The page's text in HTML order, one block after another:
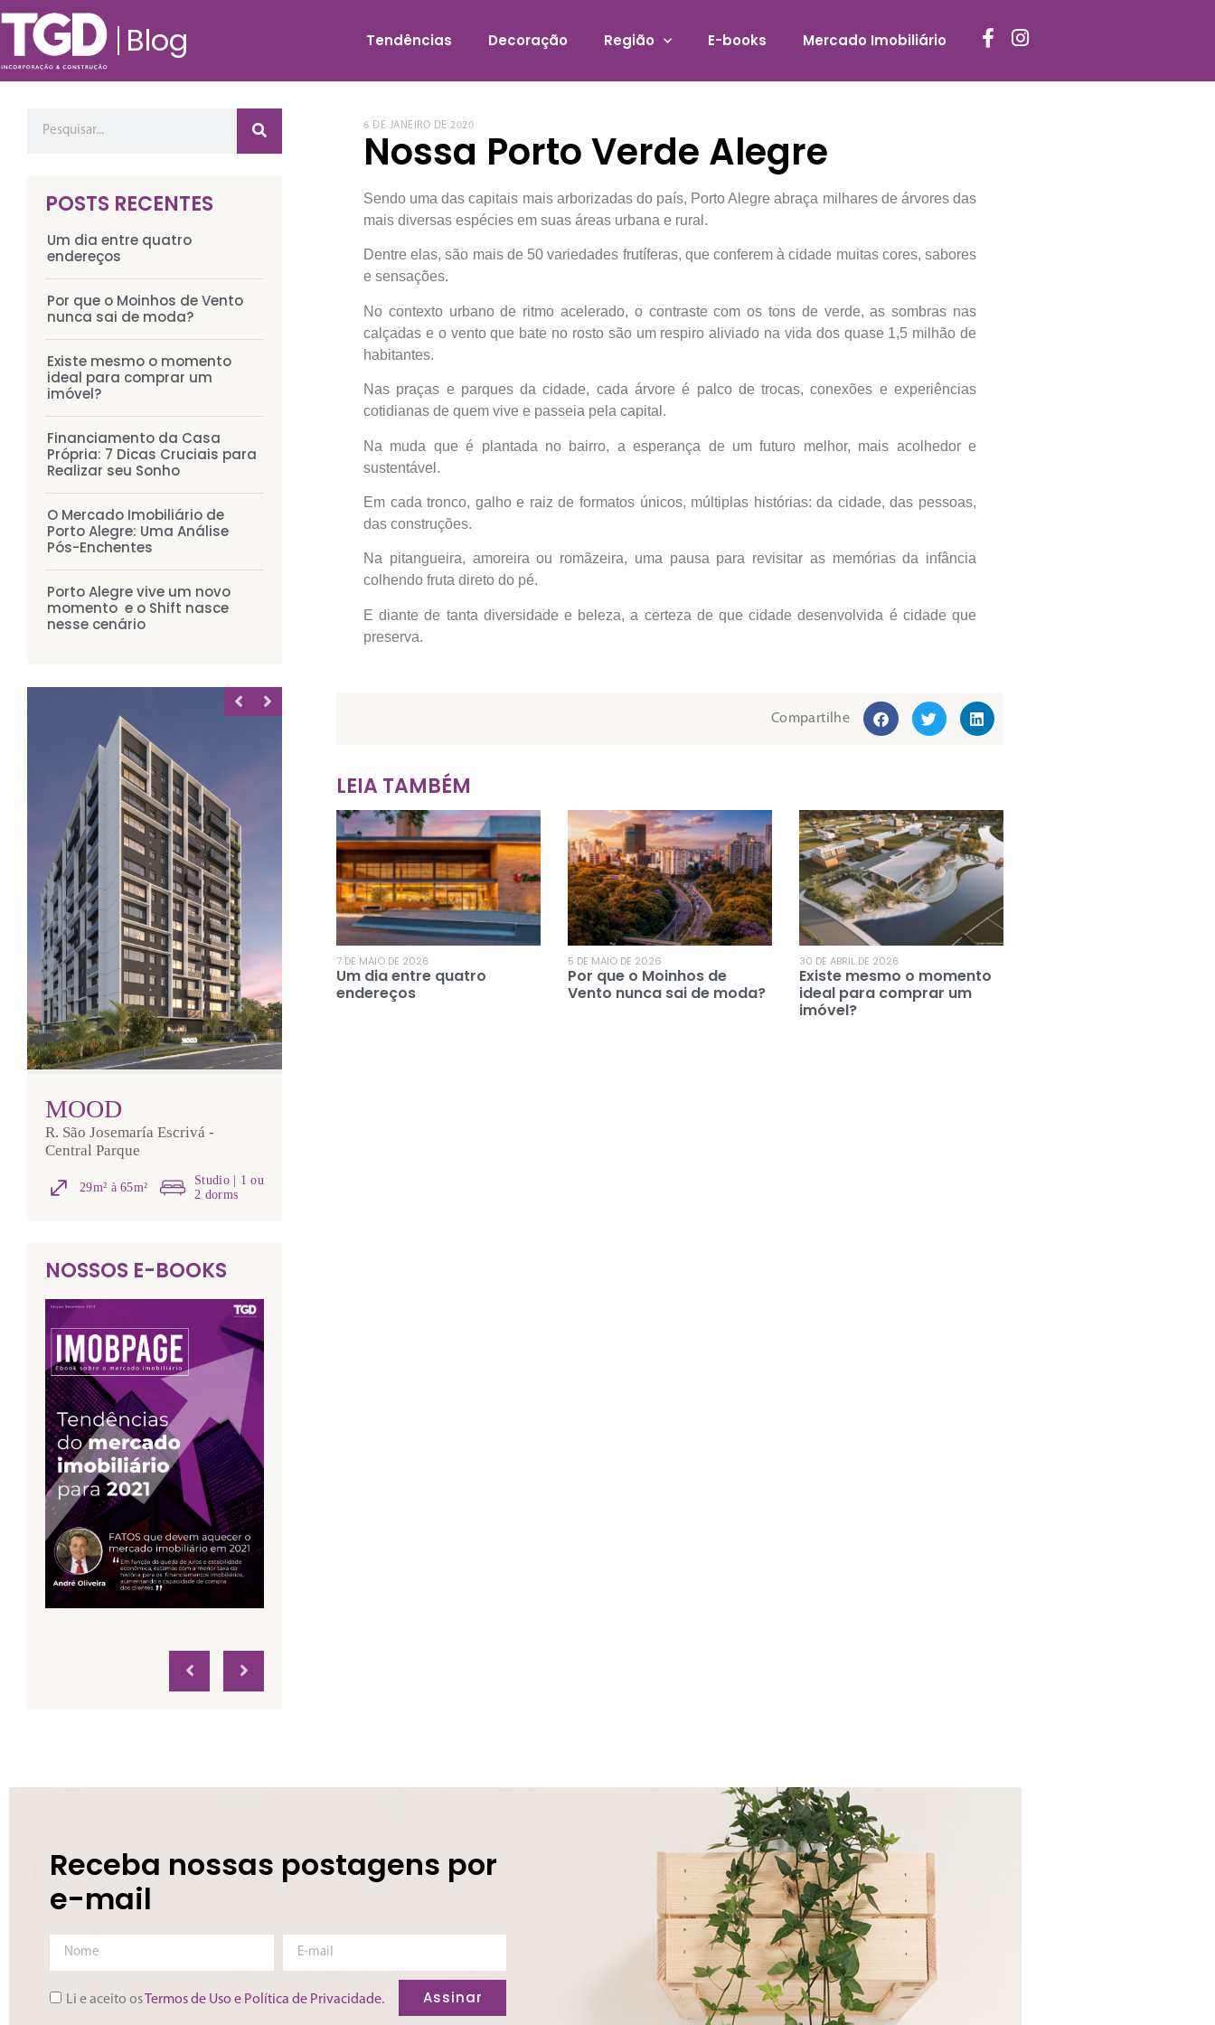
Blog Tendências Decoração Região E-books Mercado Imobiliário
POSTS RECENTES
Um dia entre quatro
endereços
Por que o Moinhos de Vento
nunca sai de moda?
Existe mesmo o momento
ideal para comprar um
imóvel?
Financiamento da Casa
Própria: 7 Dicas Cruciais para
Realizar seu Sonho
O Mercado Imobiliário de
Porto Alegre: Uma Análise
Pós-Enchentes
Porto Alegre vive um novo
momento e o Shift nasce
nesse cenário
MOOD
R. São Josemaría Escrivá -
Central Parque
29m² à 65m²
Studio | 1 ou
2 dorms
MIRADOURO
Santa Cecília 2235
66m² à 82m² 2 dorms
NOSSOS E-BOOKS
6 DE JANEIRO DE 2020
Nossa Porto Verde Alegre
Sendo uma das capitais mais arborizadas do país, Porto Alegre abraça milhares de árvores das
mais diversas espécies em suas áreas urbana e rural.
Dentre elas, são mais de 50 variedades frutíferas, que conferem à cidade muitas cores, sabores
e sensações.
No contexto urbano de ritmo acelerado, o contraste com os tons de verde, as sombras nas
calçadas e o vento que bate no rosto são um respiro aliviado na vida dos quase 1,5 milhão de
habitantes.
Nas praças e parques da cidade, cada árvore é palco de trocas, conexões e experiências
cotidianas de quem vive e passeia pela capital.
Na muda que é plantada no bairro, a esperança de um futuro melhor, mais acolhedor e
sustentável.
Em cada tronco, galho e raiz de formatos únicos, múltiplas histórias: da cidade, das pessoas,
das construções.
Na pitangueira, amoreira ou romãzeira, uma pausa para revisitar as memórias da infância
colhendo fruta direto do pé.
E diante de tanta diversidade e beleza, a certeza de que cidade desenvolvida é cidade que
preserva.
Compartilhe
LEIA TAMBÉM
7 DE MAIO DE 2026
Um dia entre quatro
endereços
5 DE MAIO DE 2026
Por que o Moinhos de
Vento nunca sai de moda?
30 DE ABRIL DE 2026
Existe mesmo o momento
ideal para comprar um
imóvel?
Receba nossas postagens por
e-mail
Li e aceito osTermos de Uso e Política de Privacidade. Assinar